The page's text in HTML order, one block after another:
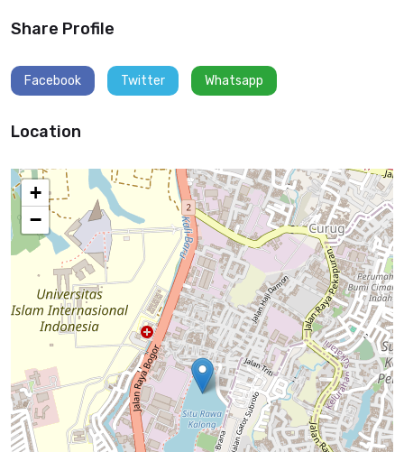
Share Profile
Facebook Twitter Whatsapp
Location
+
−